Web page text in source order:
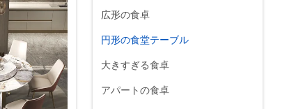
広形の食卓
円形の食堂テーブル
大きすぎる食卓
アパートの食卓